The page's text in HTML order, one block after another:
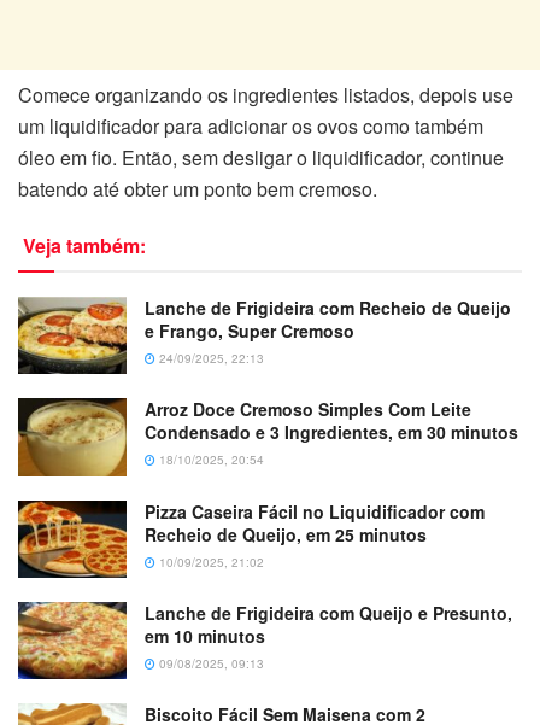
Comece organizando os ingredientes listados, depois use
um liquidificador para adicionar os ovos como também
óleo em fio. Então, sem desligar o liquidificador, continue
batendo até obter um ponto bem cremoso.
Veja também:
Lanche de Frigideira com Recheio de Queijo
e Frango, Super Cremoso
24/09/2025, 22:13
Arroz Doce Cremoso Simples Com Leite
Condensado e 3 Ingredientes, em 30 minutos
18/10/2025, 20:54
Pizza Caseira Fácil no Liquidificador com
Recheio de Queijo, em 25 minutos
10/09/2025, 21:02
Lanche de Frigideira com Queijo e Presunto,
em 10 minutos
09/08/2025, 09:13
Biscoito Fácil Sem Maisena com 2